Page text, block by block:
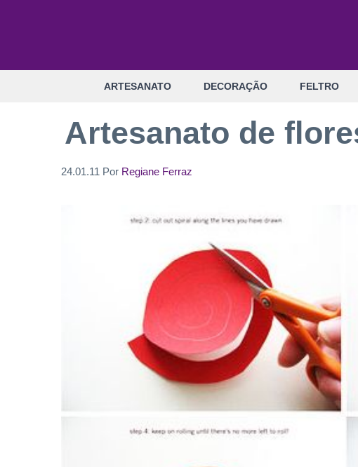
ARTESANATO DECORAÇÃO FELTRO
Artesanato de
24.01.11 Por Regiane Ferraz